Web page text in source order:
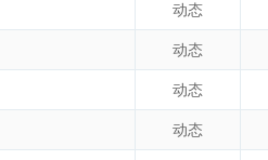
动态
动态
动态
动态